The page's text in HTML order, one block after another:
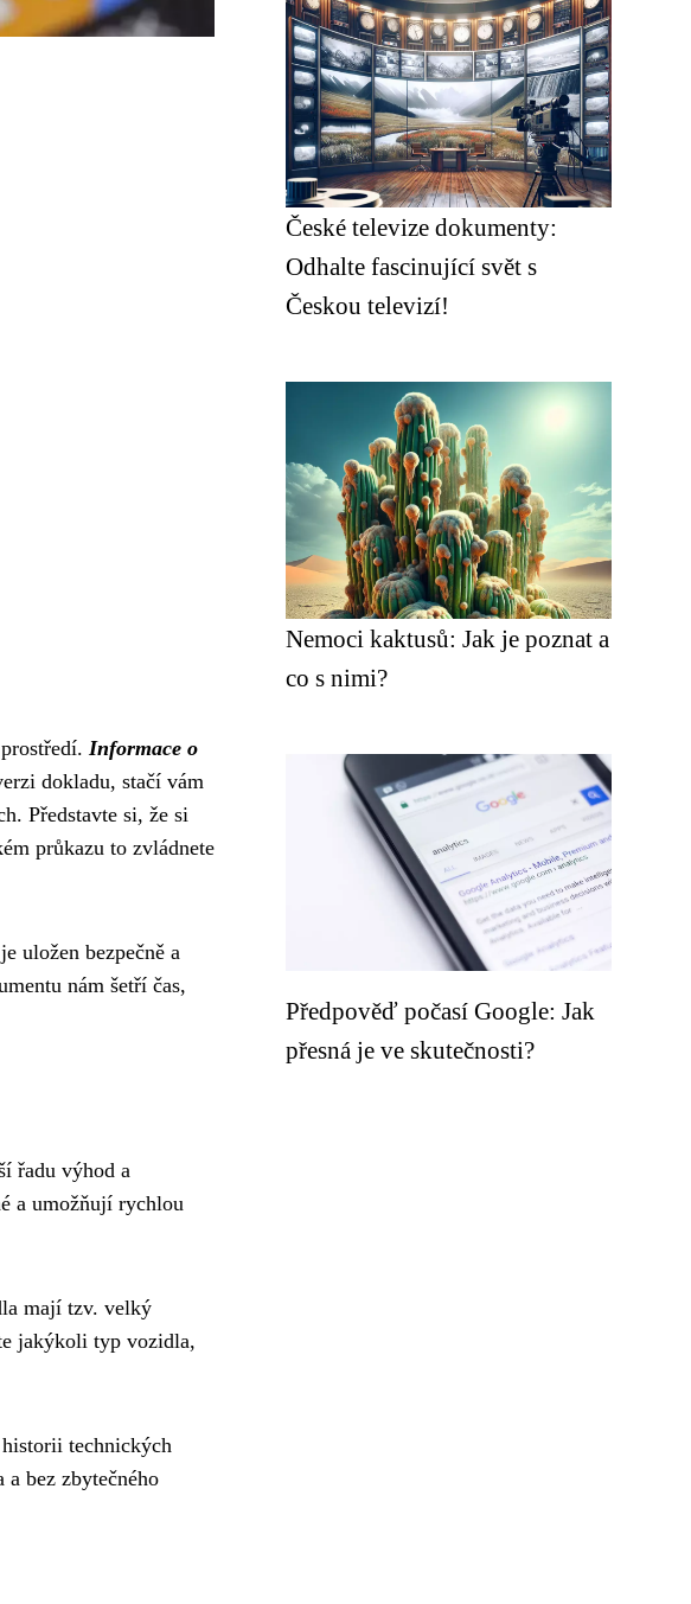
Informace o
dokladu, stačí vám
Představte si, že si
průkazu to zvládnete
je uložen bezpečně a
nám šetří čas,
řadu výhod a
a umožňují rychlou
mají tzv. velký
jakýkoli typ vozidla,
technických
bez zbytečného
České televize dokumenty:
Odhalte fascinující svět s
Českou televizí!
Nemoci kaktusů: Jak je poznat a
co s nimi?
Předpověď počasí Google: Jak
přesná je ve skutečnosti?